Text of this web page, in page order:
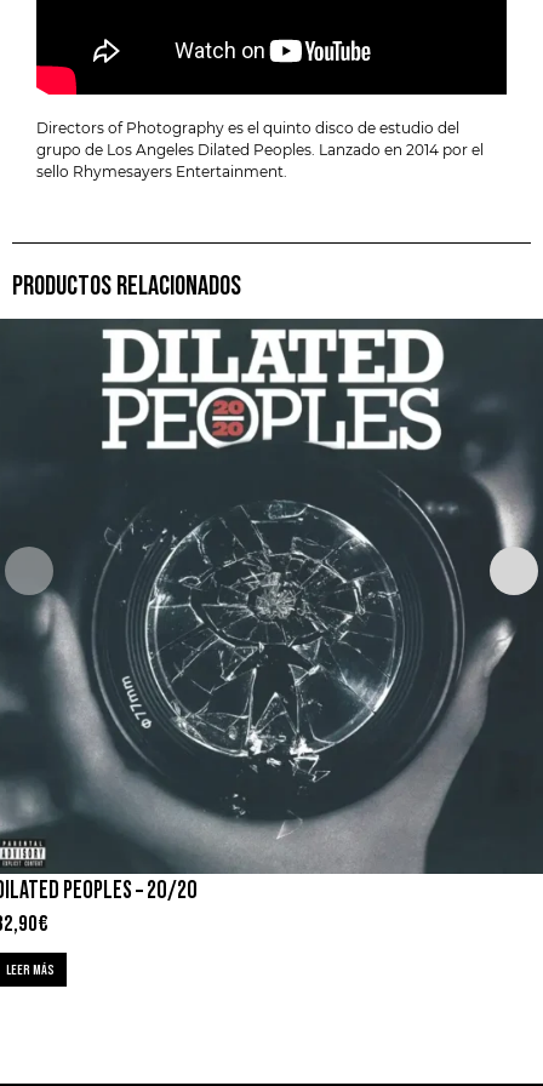
Directors of Photography es el quinto disco de estudio del
grupo de Los Angeles Dilated Peoples. Lanzado en 2014 por el
sello Rhymesayers Entertainment.
PRODUCTOS RELACIONADOS
PEOPLES – 20/20
€
LEER MÁS